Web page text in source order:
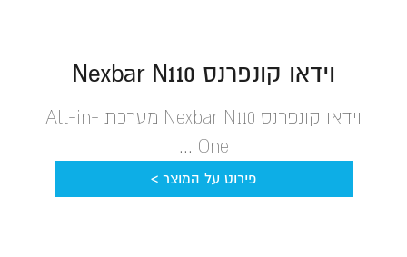
וידאו קונפרנס Nexbar N110
וידאו קונפרנס Nexbar N110 מערכת All-in-
One ...
פירוט על המוצר >